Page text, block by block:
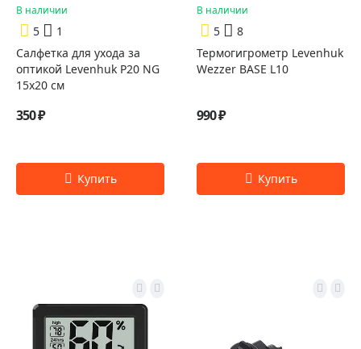
В наличии
5
1
Салфетка для ухода за
оптикой Levenhuk P20 NG
15x20 см
350 ₽
В наличии
5
8
Термогигрометр Levenhuk
Wezzer BASE L10
990 ₽